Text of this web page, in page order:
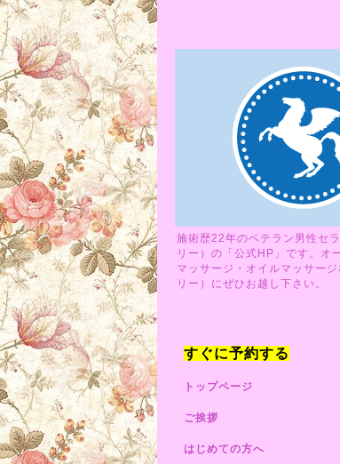
施術歴22年のベテラン男性セ
リー）の「公式HP」です。オ
マッサージ・オイルマッサー
リー）にぜひお越し下さい。
すぐに予約する
トップページ
ご挨拶
はじめての方へ